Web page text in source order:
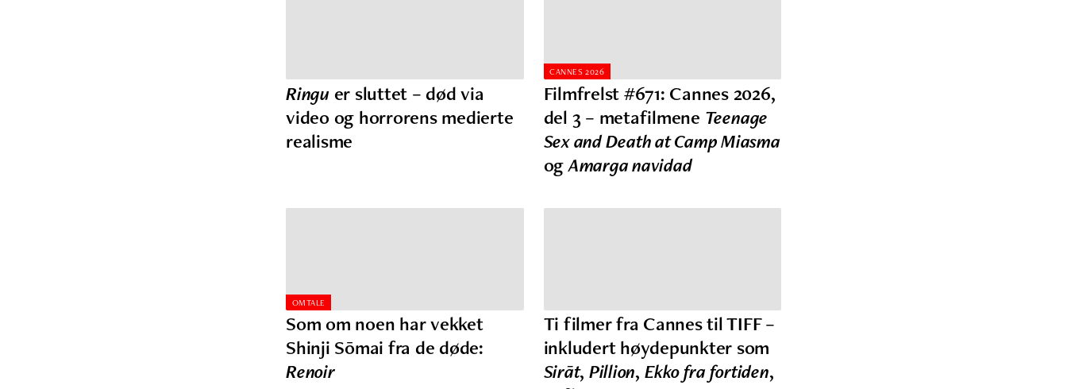
Ringuer sluttet – død via
video og horrorens medierte
realisme
CANNES 2026
Filmfrelst #671: Cannes 2026,
del 3 – metafilmene Teenage
Sex and Death at Camp Miasma
ogAmarga navidad
OMTALE
Som om noen har vekket
Shinji Sōmai fra de døde:
Renoir
Ti filmer fra Cannes til TIFF –
inkludert høydepunkter som
Sirāt, Pillion, Ekko fra fortiden,